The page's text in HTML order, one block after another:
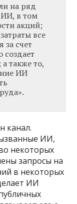
на ряд
ИИ, в том
акций;
все
счет
создает
также то,
ИИ
канал.
ИИ,
некоторых
запросы на
в некоторых
ИИ